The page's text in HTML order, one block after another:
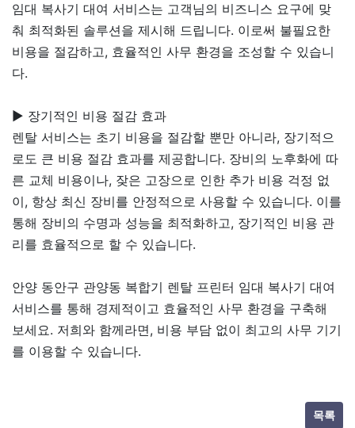
임대 복사기 대여 서비스는 고객님의 비즈니스 요구에 맞
춰 최적화된 솔루션을 제시해 드립니다. 이로써 불필요한
비용을 절감하고, 효율적인 사무 환경을 조성할 수 있습니
다.
▶ 장기적인 비용 절감 효과
렌탈 서비스는 초기 비용을 절감할 뿐만 아니라, 장기적으
로도 큰 비용 절감 효과를 제공합니다. 장비의 노후화에 따
른 교체 비용이나, 잦은 고장으로 인한 추가 비용 걱정 없
이, 항상 최신 장비를 안정적으로 사용할 수 있습니다. 이를
통해 장비의 수명과 성능을 최적화하고, 장기적인 비용 관
리를 효율적으로 할 수 있습니다.
안양 동안구 관양동 복합기 렌탈 프린터 임대 복사기 대여
서비스를 통해 경제적이고 효율적인 사무 환경을 구축해
보세요. 저희와 함께라면, 비용 부담 없이 최고의 사무 기기
를 이용할 수 있습니다.
목록